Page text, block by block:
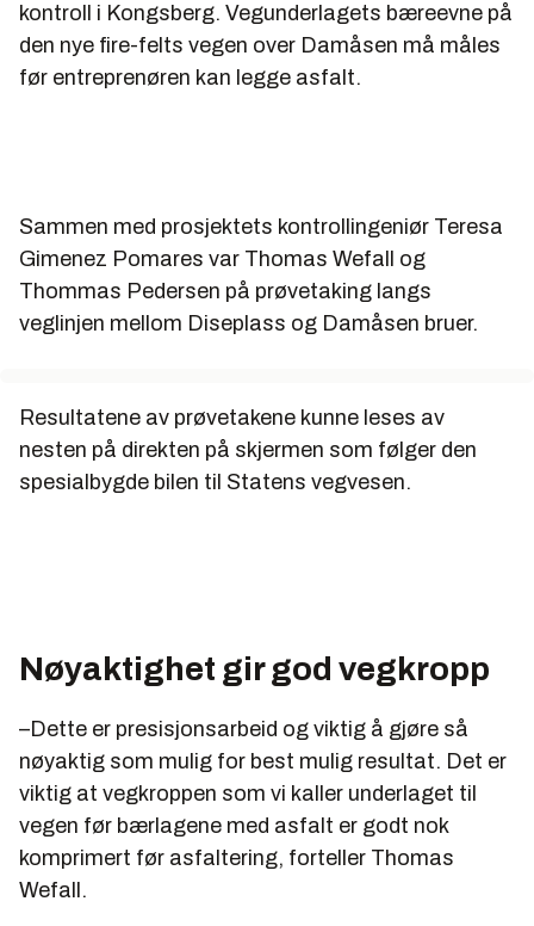
kontroll i Kongsberg. Vegunderlagets bæreevne på
den nye fire-felts vegen over Damåsen må måles
før entreprenøren kan legge asfalt.
Sammen med prosjektets kontrollingeniør Teresa
Gimenez Pomares var Thomas Wefall og
Thommas Pedersen på prøvetaking langs
veglinjen mellom Diseplass og Damåsen bruer.
Resultatene av prøvetakene kunne leses av
nesten på direkten på skjermen som følger den
spesialbygde bilen til Statens vegvesen.
Nøyaktighet gir god vegkropp
–Dette er presisjonsarbeid og viktig å gjøre så
nøyaktig som mulig for best mulig resultat. Det er
viktig at vegkroppen som vi kaller underlaget til
vegen før bærlagene med asfalt er godt nok
komprimert før asfaltering, forteller Thomas
Wefall.